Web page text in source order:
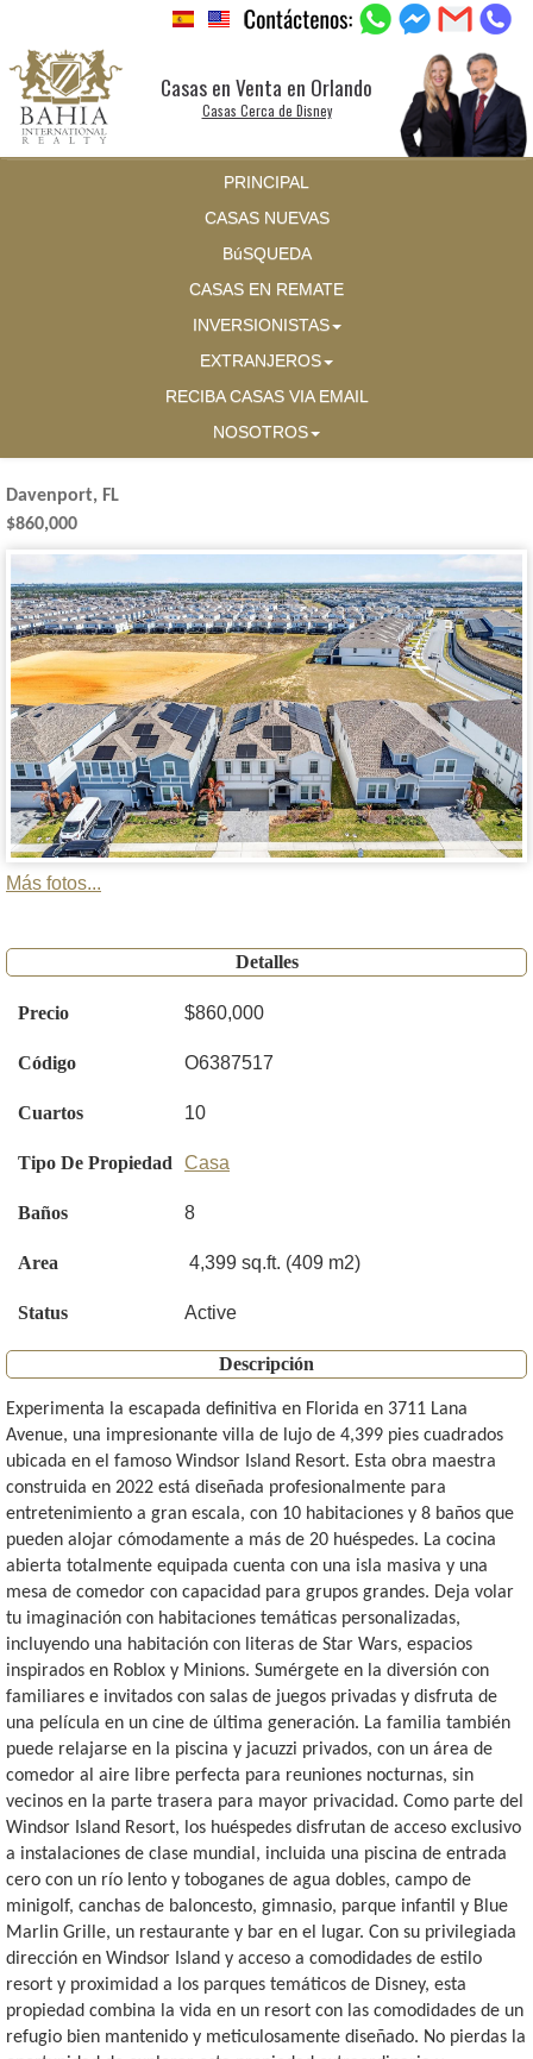
Casas en Venta en Orlando
Casas Cerca de Disney
PRINCIPAL
CASAS NUEVAS
BúSQUEDA
CASAS EN REMATE
INVERSIONISTAS
EXTRANJEROS
RECIBA CASAS VIA EMAIL
NOSOTROS
Davenport, FL
$860,000
Más fotos...
Detalles
Precio $860,000
Código O6387517
Cuartos 10
Tipo De Propiedad Casa
Baños 8
Area 4,399 sq.ft. (409 m2)
Status Active
Descripción
Experimenta la escapada definitiva en Florida en 3711 Lana
Avenue, una impresionante villa de lujo de 4,399 pies cuadrados
ubicada en el famoso Windsor Island Resort. Esta obra maestra
construida en 2022 está diseñada profesionalmente para
entretenimiento a gran escala, con 10 habitaciones y 8 baños que
pueden alojar cómodamente a más de 20 huéspedes. La cocina
abierta totalmente equipada cuenta con una isla masiva y una
mesa de comedor con capacidad para grupos grandes. Deja volar
tu imaginación con habitaciones temáticas personalizadas,
incluyendo una habitación con literas de Star Wars, espacios
inspirados en Roblox y Minions. Sumérgete en la diversión con
familiares e invitados con salas de juegos privadas y disfruta de
una película en un cine de última generación. La familia también
puede relajarse en la piscina y jacuzzi privados, con un área de
comedor al aire libre perfecta para reuniones nocturnas, sin
vecinos en la parte trasera para mayor privacidad. Como parte del
Windsor Island Resort, los huéspedes disfrutan de acceso exclusivo
a instalaciones de clase mundial, incluida una piscina de entrada
cero con un río lento y toboganes de agua dobles, campo de
minigolf, canchas de baloncesto, gimnasio, parque infantil y Blue
Marlin Grille, un restaurante y bar en el lugar. Con su privilegiada
dirección en Windsor Island y acceso a comodidades de estilo
resort y proximidad a los parques temáticos de Disney, esta
propiedad combina la vida en un resort con las comodidades de un
refugio bien mantenido y meticulosamente diseñado. No pierdas la